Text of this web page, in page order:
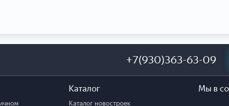
+7(930)363-63-09
Каталог
Каталог новостроек
Мы в